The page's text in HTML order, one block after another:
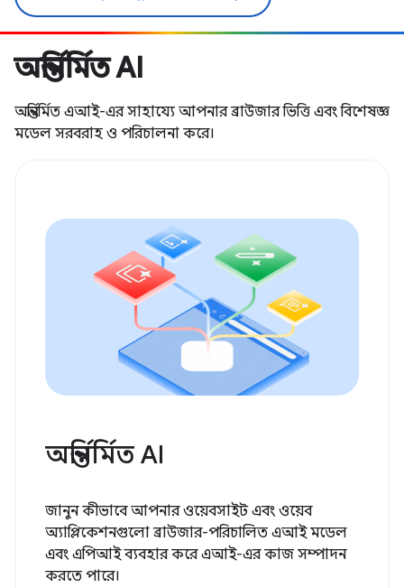
অন্তর্নির্মিত AI
অন্তর্নির্মিত এআই-এর সাহায্যে আপনার ব্রাউজার ভিত্তি এবং বিশেষজ্ঞ
মডেল সরবরাহ ও পরিচালনা করে।
অন্তর্নির্মিত AI
জানুন কীভাবে আপনার ওয়েবসাইট এবং ওয়েব
অ্যাপ্লিকেশনগুলো ব্রাউজার-পরিচালিত এআই মডেল
এবং এপিআই ব্যবহার করে এআই-এর কাজ সম্পাদন
করতে পারে।